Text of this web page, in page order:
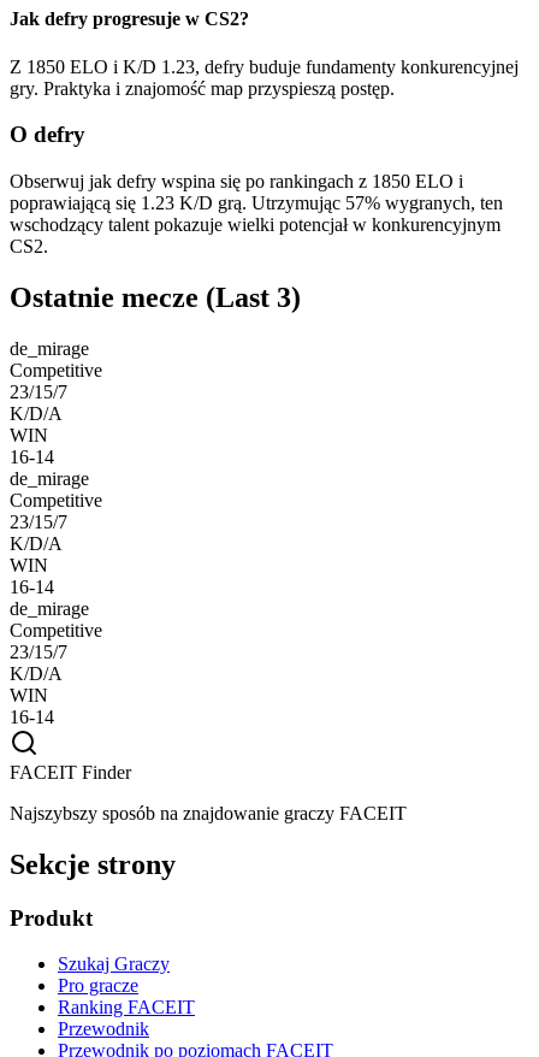
Jak defry progresuje w CS2?
Z 1850 ELO i K/D 1.23, defry buduje fundamenty konkurencyjnej
gry. Praktyka i znajomość map przyspieszą postęp.
O defry
Obserwuj jak defry wspina się po rankingach z 1850 ELO i
poprawiającą się 1.23 K/D grą. Utrzymując 57% wygranych, ten
wschodzący talent pokazuje wielki potencjał w konkurencyjnym
CS2.
Ostatnie mecze (Last 3)
de_mirage
Competitive
23/15/7
K/D/A
WIN
16-14
de_mirage
Competitive
23/15/7
K/D/A
WIN
16-14
de_mirage
Competitive
23/15/7
K/D/A
WIN
16-14
FACEIT Finder
Najszybszy sposób na znajdowanie graczy FACEIT
Sekcje strony
Produkt
Szukaj Graczy
Pro gracze
Ranking FACEIT
Przewodnik
Przewodnik po poziomach FACEIT